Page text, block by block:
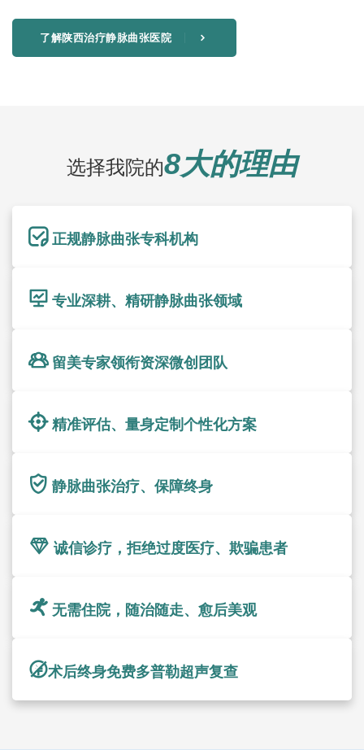
了解陕西治疗静脉曲张医院
选择我院的8大的理由
正规静脉曲张专科机构
专业深耕、精研静脉曲张领域
留美专家领衔资深微创团队
精准评估、量身定制个性化方案
静脉曲张治疗、保障终身
诚信诊疗，拒绝过度医疗、欺骗患者
无需住院，随治随走、愈后美观
术后终身免费多普勒超声复查